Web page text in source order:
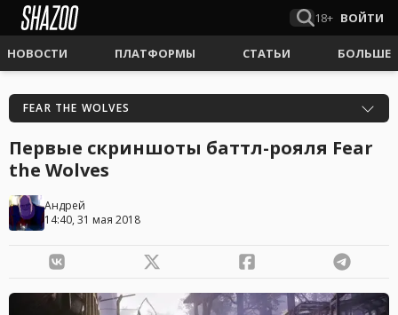
18+ ВОЙТИ
НОВОСТИ ПЛАТФОРМЫ СТАТЬИ БОЛЬШЕ
FEAR THE WOLVES
Первые скриншоты баттл-рояля Fear
the Wolves
Андрей
14:40, 31 мая 2018